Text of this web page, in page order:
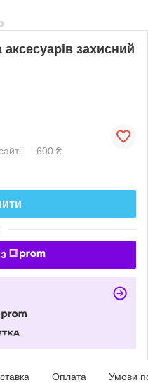
захисний
— 600 ₴
Оплата Умови